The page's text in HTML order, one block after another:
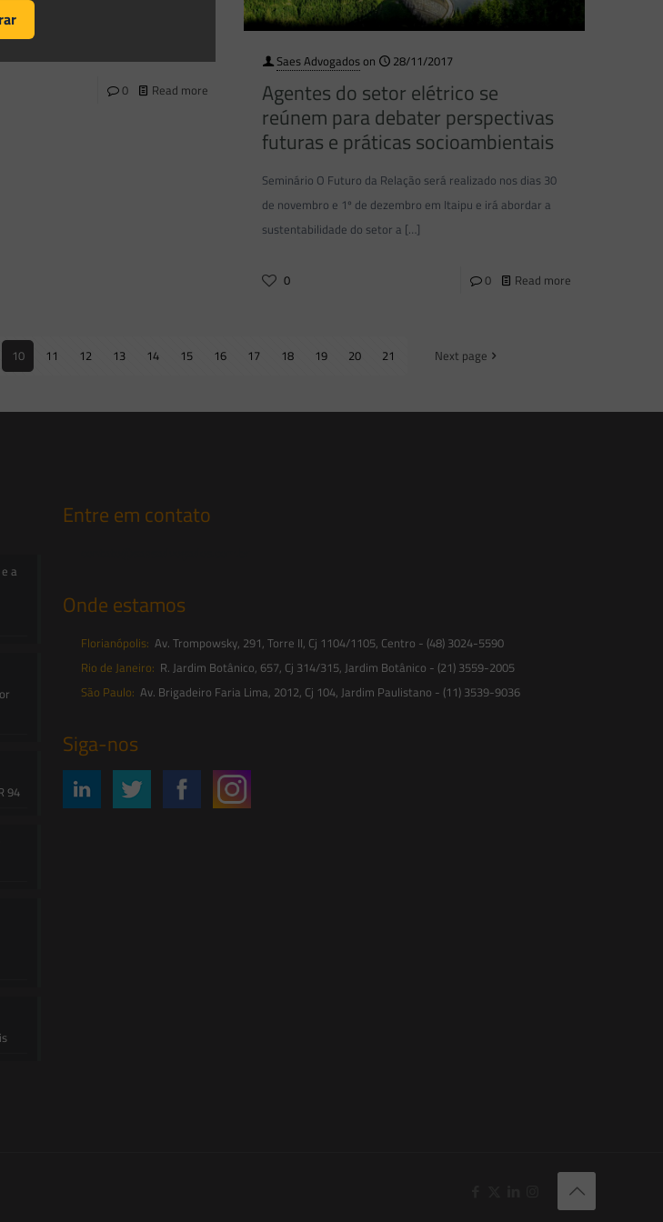
desta Portaria, as Diretrizes para a
Compra de
0 Read more
Saes Advogadoson 28/11/2017
Agentes do setor elétrico se
reúnem para debater perspectivas
futuras e práticas socioambientais
Seminário O Futuro da Relação será realizado nos dias 30
de novembro e 1º de dezembro em Itaipu e irá abordar a
sustentabilidade do setor a […]
0 0 Read more
10 11 12 13 14 15 16 17 18 19 20 21 Next page
a
94
Entre em contato
Onde estamos
Florianópolis: Av. Trompowsky, 291, Torre II, Cj 1104/1105, Centro - (48) 3024-5590
Rio de Janeiro: R. Jardim Botânico, 657, Cj 314/315, Jardim Botânico - (21) 3559-2005
São Paulo: Av. Brigadeiro Faria Lima, 2012, Cj 104, Jardim Paulistano - (11) 3539-9036
Siga-nos